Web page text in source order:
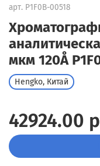
арт. P1F0B-00518
мкм 120Å
Hengko, Китай
42924.00